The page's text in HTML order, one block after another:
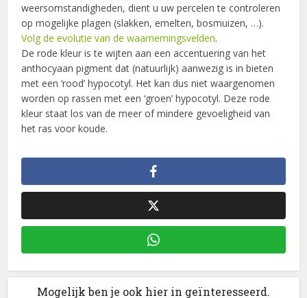
weersomstandigheden, dient u uw percelen te controleren
op mogelijke plagen (slakken, emelten, bosmuizen, …).
Volg de evolutie van de waarnemingsvelden.
De rode kleur is te wijten aan een accentuering van het
anthocyaan pigment dat (natuurlijk) aanwezig is in bieten
met een ‘rood’ hypocotyl. Het kan dus niet waargenomen
worden op rassen met een ‘groen’ hypocotyl. Deze rode
kleur staat los van de meer of mindere gevoeligheid van
het ras voor koude.
Mogelijk ben je ook hier in geïnteresseerd.